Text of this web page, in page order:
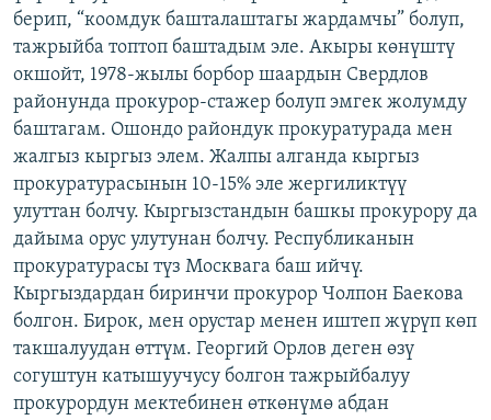
берип, “коомдук башталаштагы жардамчы” болуп,
тажрыйба топтоп баштадым эле. Акыры көнүштү
окшойт, 1978-жылы борбор шаардын Свердлов
районунда прокурор-стажер болуп эмгек жолумду
баштагам. Ошондо райондук прокуратурада мен
жалгыз кыргыз элем. Жалпы алганда кыргыз
прокуратурасынын 10-15% эле жергиликтүү
улуттан болчу. Кыргызстандын башкы прокурору да
дайыма орус улутунан болчу. Республиканын
прокуратурасы түз Москвага баш ийчү.
Кыргыздардан биринчи прокурор Чолпон Баекова
болгон. Бирок, мен орустар менен иштеп жүрүп көп
такшалуудан өттүм. Георгий Орлов деген өзү
согуштун катышуучусу болгон тажрыйбалуу
прокурордун мектебинен өткөнүмө абдан